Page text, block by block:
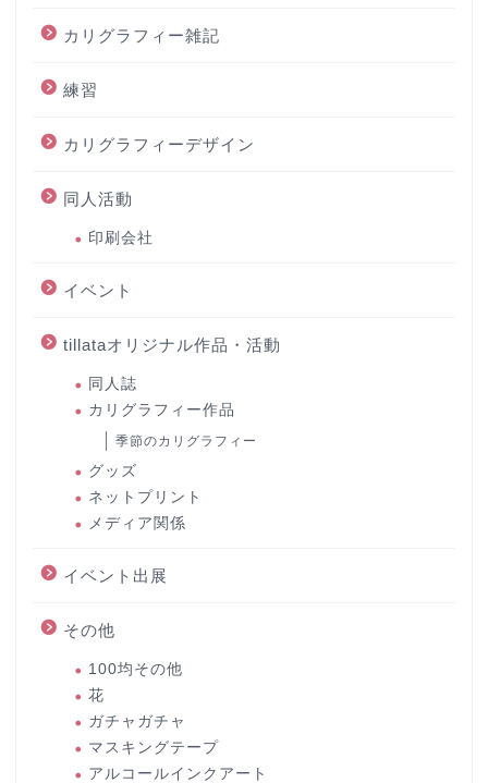
カリグラフィー雑記
練習
カリグラフィーデザイン
同人活動
印刷会社
イベント
tillataオリジナル作品・活動
同人誌
カリグラフィー作品
季節のカリグラフィー
グッズ
ネットプリント
メディア関係
イベント出展
その他
100均その他
花
ガチャガチャ
マスキングテープ
アルコールインクアート